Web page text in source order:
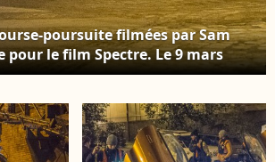
poursuite filmées par Sam
pour le film Spectre. Le 9 mars